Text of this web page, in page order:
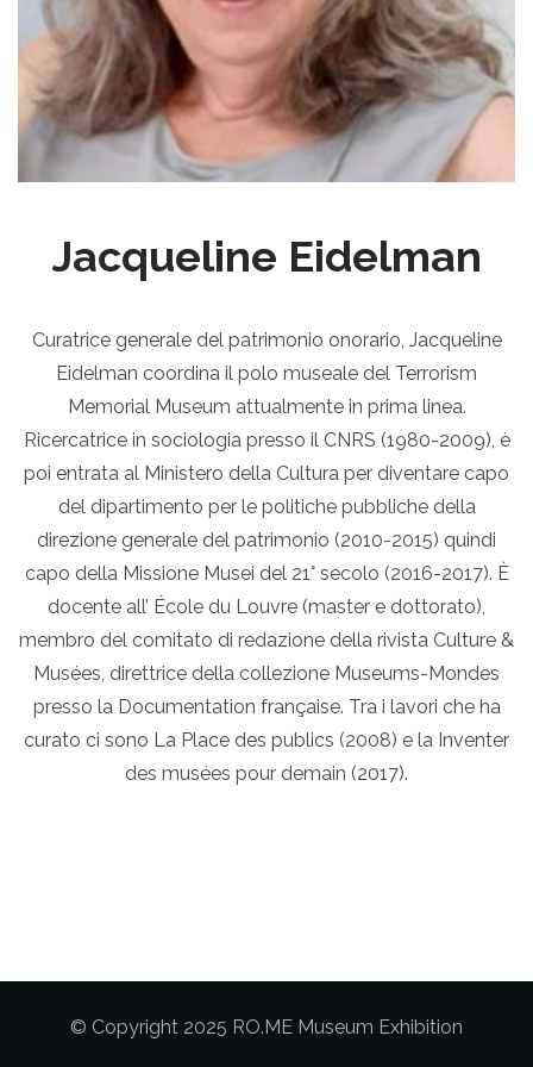
Jacqueline Eidelman
Curatrice generale del patrimonio onorario, Jacqueline
Eidelman coordina il polo museale del Terrorism
Memorial Museum attualmente in prima linea.
Ricercatrice in sociologia presso il CNRS (1980-2009), è
poi entrata al Ministero della Cultura per diventare capo
del dipartimento per le politiche pubbliche della
direzione generale del patrimonio (2010-2015) quindi
capo della Missione Musei del 21° secolo (2016-2017). È
docente all’ École du Louvre (master e dottorato),
membro del comitato di redazione della rivista Culture &
Musées, direttrice della collezione Museums-Mondes
presso la Documentation française. Tra i lavori che ha
curato ci sono La Place des publics (2008) e la Inventer
des musées pour demain (2017).
© Copyright 2025 RO.ME Museum Exhibition